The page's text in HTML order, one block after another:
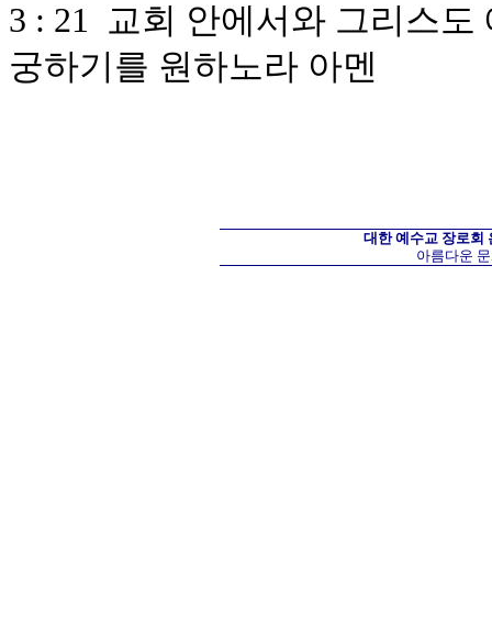
3 : 21 교회 안에서와 그리스
궁하기를 원하노라 아멘
대한 예수교 장로회
아름다운